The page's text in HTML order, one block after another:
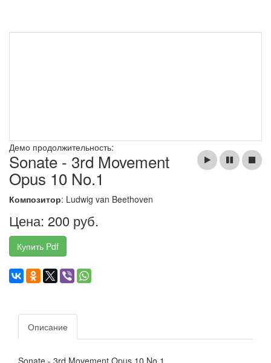
Демо продолжительность:
Sonate - 3rd Movement
Opus 10 No.1
Композитор: Ludwig van Beethoven
Цена: 200 руб.
Купить Pdf
Описание